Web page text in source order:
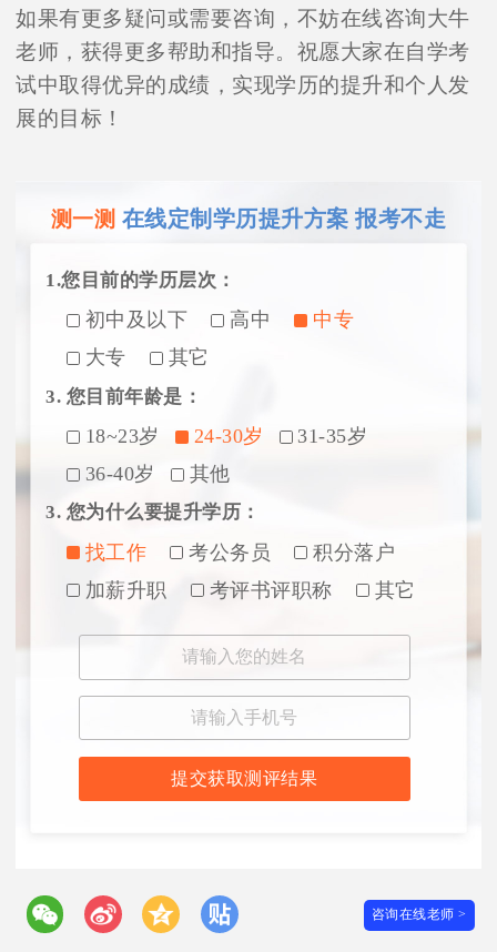
如果有更多疑问或需要咨询，不妨在线咨询大牛
老师，获得更多帮助和指导。祝愿大家在自学考
试中取得优异的成绩，实现学历的提升和个人发
展的目标！
测一测 在线定制学历提升方案 报考不走
1.您目前的学历层次：
初中及以下 高中
中专
大专
其它
3. 您目前年龄是：
18~23岁 24-30岁
31-35岁
36-40岁
其他
3. 您为什么要提升学历：
找工作 考公务员
积分落户
加薪升职
考评书评职称 其它
提交获取测评结果
咨询在线老师 >